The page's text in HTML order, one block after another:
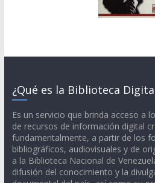
¿Qué es la Biblioteca
Es un servicio que brinda acceso a
de recursos de información digital
fundamentalmente, a partir de los
bibliográficos, audiovisuales y de
a la Biblioteca Nacional de
difusión del conocimiento y la